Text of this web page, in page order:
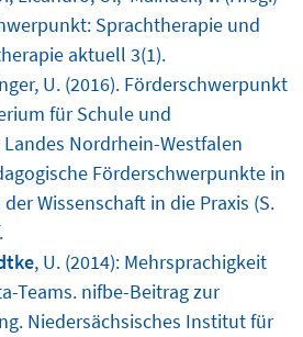
Sprachtherapie und
aktuell 3(1).
U. (2016). Förderschwerpunkt
für Schule und
Nordrhein-Westfalen
Förderschwerpunkte in
der Wissenschaft in die Praxis (S.
, U. (2014): Mehrsprachigkeit
Teams. nifbe-Beitrag zur
Niedersächsisches Institut für